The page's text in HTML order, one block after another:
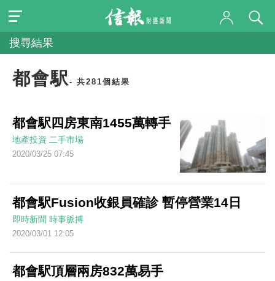
搜尋結果
都會駅 - 共281個結果
都會駅四房東南1455萬轉手
地產投資 二手市場
2020/03/25 07:45
都會駅Fusion收銀員確診 暫停營業14日
即時新聞 時事脈搏
2020/03/01 12:05
都會駅頂層兩房832萬易手